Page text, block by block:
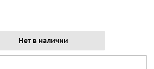
Нет в наличии